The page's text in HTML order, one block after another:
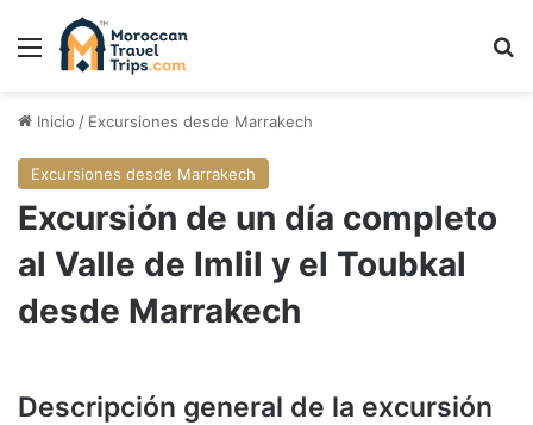
Menú
Inicio / Excursiones desde Marrakech
Excursiones desde Marrakech
Excursión de un día completo
al Valle de Imlil y el Toubkal
desde Marrakech
Descripción general de la excursión